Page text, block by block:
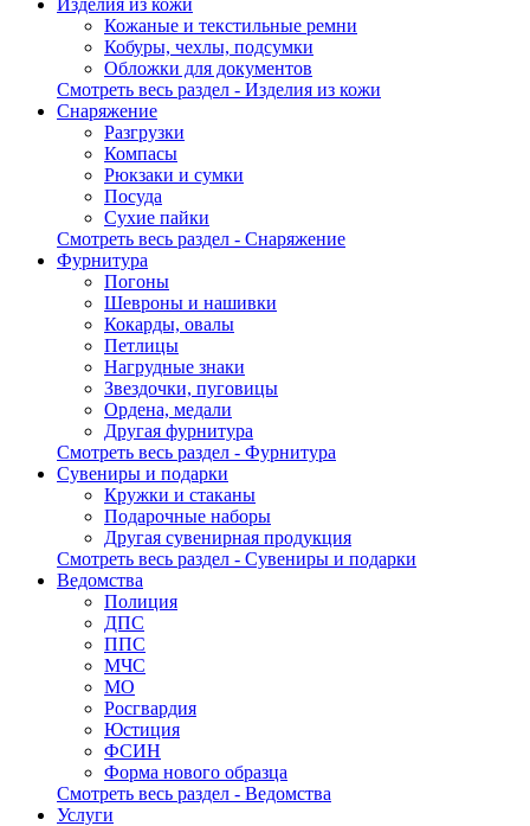
Изделия из кожи
Кожаные и текстильные ремни
Кобуры, чехлы, подсумки
Обложки для документов
Смотреть весь раздел - Изделия из кожи
Снаряжение
Разгрузки
Компасы
Рюкзаки и сумки
Посуда
Сухие пайки
Смотреть весь раздел - Снаряжение
Фурнитура
Погоны
Шевроны и нашивки
Кокарды, овалы
Петлицы
Нагрудные знаки
Звездочки, пуговицы
Ордена, медали
Другая фурнитура
Смотреть весь раздел - Фурнитура
Сувениры и подарки
Кружки и стаканы
Подарочные наборы
Другая сувенирная продукция
Смотреть весь раздел - Сувениры и подарки
Ведомства
Полиция
ДПС
ППС
МЧС
МО
Росгвардия
Юстиция
ФСИН
Форма нового образца
Смотреть весь раздел - Ведомства
Услуги